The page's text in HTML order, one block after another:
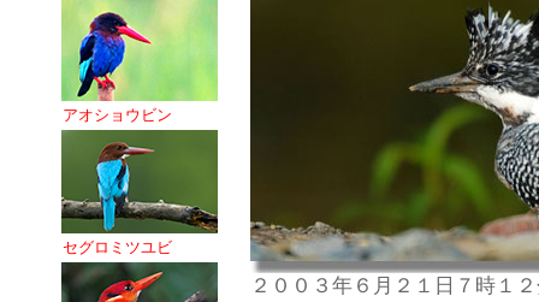
アオショウビン
セグロミツユビ
２００３年６月２１日７時１